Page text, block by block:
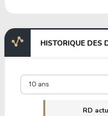
HISTORIQUE DES
10 ans
RD